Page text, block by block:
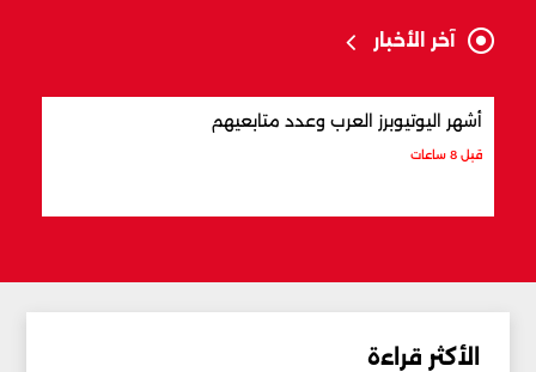
آخر الأخبار
أشهر اليوتيوبرز العرب وعدد متابعيهم
قبل 8 ساعات
الأكثر قراءة